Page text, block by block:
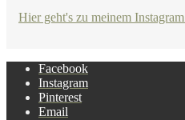
Hier geht's zu meinem
Facebook
Instagram
Pinterest
Email